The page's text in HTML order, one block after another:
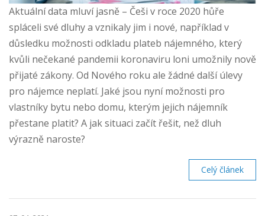
Aktuální data mluví jasně – Češi v roce 2020 hůře
spláceli své dluhy a vznikaly jim i nové, například v
důsledku možnosti odkladu plateb nájemného, který
kvůli nečekané pandemii koronaviru loni umožnily nově
přijaté zákony. Od Nového roku ale žádné další úlevy
pro nájemce neplatí. Jaké jsou nyní možnosti pro
vlastníky bytu nebo domu, kterým jejich nájemník
přestane platit? A jak situaci začít řešit, než dluh
výrazně naroste?
Celý článek